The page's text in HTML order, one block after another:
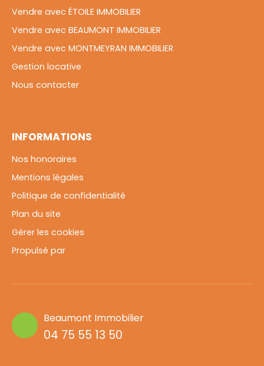
Vendre avec ÉTOILE IMMOBILIER
Vendre avec BEAUMONT IMMOBILIER
Vendre avec MONTMEYRAN IMMOBILIER
Gestion locative
Nous contacter
INFORMATIONS
Nos honoraires
Mentions légales
Politique de confidentialité
Plan du site
Gérer les cookies
Propulsé par
Beaumont Immobilier
04 75 55 13 50